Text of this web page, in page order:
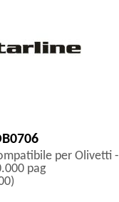
per Olivetti -
pag